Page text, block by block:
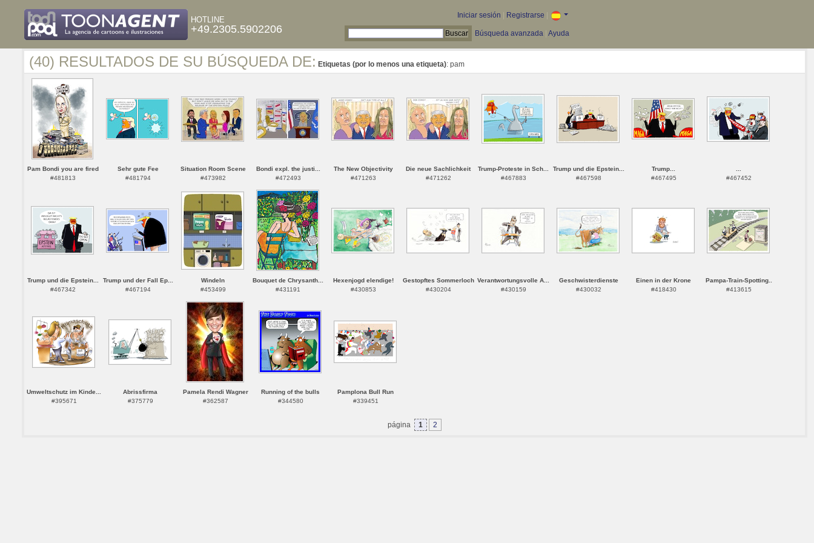
HOTLINE
+49.2305.5902206
Iniciar sesión Registrarse
Búsqueda avanzada Ayuda
(40) RESULTADOS DE SU BÚSQUEDA DE: Etiquetas (por lo menos una etiqueta): pam
Pam Bondi you are fired
#481813
Sehr gute Fee
#481794
Situation Room Scene
#473982
Bondi expl. the justi...
#472493
The New Objectivity
#471263
Die neue Sachlichkeit
#471262
Trump-Proteste in Sch...
#467883
Trump und die Epstein...
#467598
Trump...
#467495
#467452
Trump und die Epstein...
#467342
Trump und der Fall Ep...
#467194
Windeln
#453499
Bouquet de Chrysanth...
#431191
Hexenjogd elendige!
#430853
Gestopftes Sommerloch
#430204
Verantwortungsvolle A...
#430159
Geschwisterdienste
#430032
Einen in der Krone
#418430
Pampa-Train-Spotting..
#413615
Umweltschutz im Kinde...
#395671
Abrissfirma
#375779
Pamela Rendi Wagner
#362587
Running of the bulls
#344580
Pamplona Bull Run
#339451
página 1 2